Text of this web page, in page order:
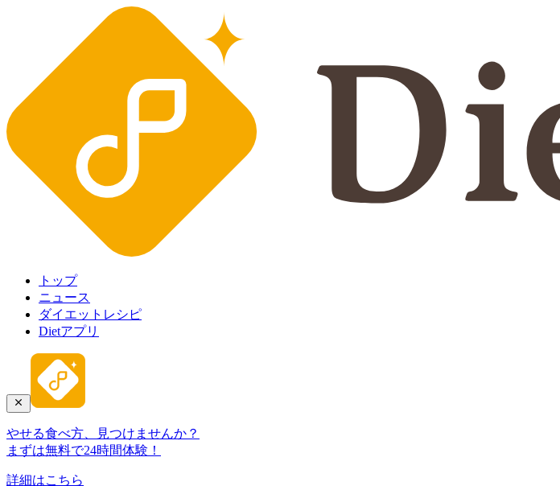
トップ
ニュース
ダイエットレシピ
Dietアプリ
やせる食べ方、見つけませんか？
まずは無料で24時間体験！
詳細はこちら